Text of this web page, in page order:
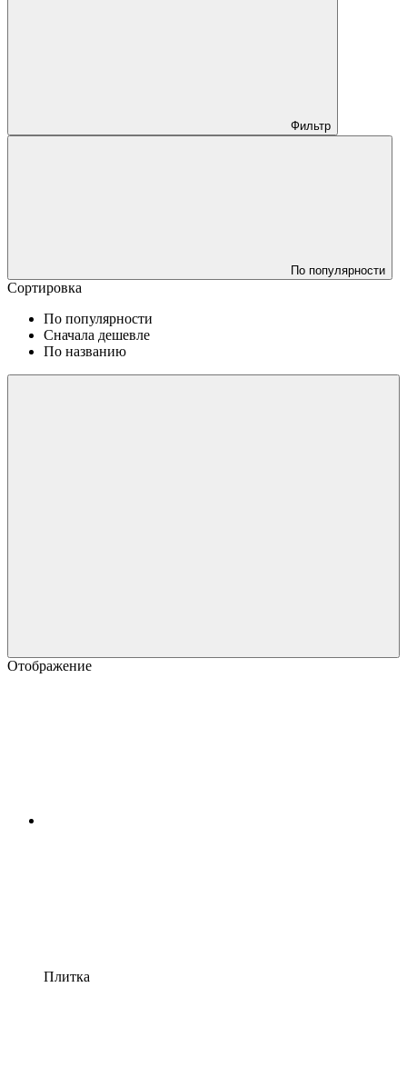
Фильтр
По популярности
Сортировка
По популярности
Сначала дешевле
По названию
Отображение
Плитка